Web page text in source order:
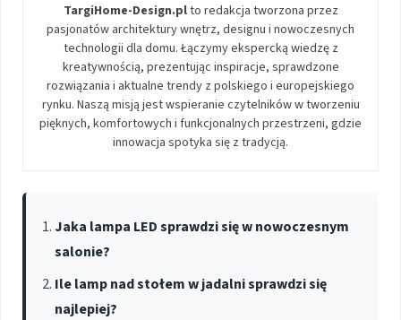
TargiHome-Design.plto redakcja tworzona przez
pasjonatów architektury wnętrz, designu i nowoczesnych
technologii dla domu. Łączymy ekspercką wiedzę z
kreatywnością, prezentując inspiracje, sprawdzone
rozwiązania i aktualne trendy z polskiego i europejskiego
rynku. Naszą misją jest wspieranie czytelników w tworzeniu
pięknych, komfortowych i funkcjonalnych przestrzeni, gdzie
innowacja spotyka się z tradycją.
Jaka lampa LED sprawdzi się w nowoczesnym
salonie?
Ile lamp nad stołem w jadalni sprawdzi się
najlepiej?